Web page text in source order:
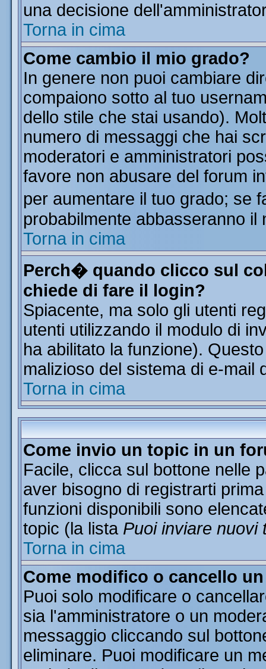
una decisione
Torna in cima
Come cambio il mio grado?
In genere non puoi cambiare
compaiono sotto al tuo
dello stile che stai usando).
numero di messaggi che hai
moderatori e amministratori
favore non abusare del forum
per aumentare il tuo grado; se
probabilmente abbasseranno il
Torna in cima
Perch� quando clicco sul
chiede di fare il login?
Spiacente, ma solo gli utenti
utenti utilizzando il modulo di
ha abilitato la funzione).
malizioso del sistema di e-mail
Torna in cima
Come invio un topic in un
Facile, clicca sul bottone nelle
aver bisogno di registrarti
funzioni disponibili sono
topic (la lista Puoi inviare nuovi
Torna in cima
Come modifico o cancello
Puoi solo modificare o
sia l'amministratore o un
messaggio cliccando sul
eliminare. Puoi modificare un